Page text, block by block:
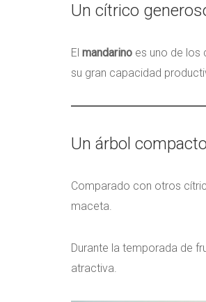
Un cítrico
El mandarino es uno de los
su gran capacidad
Un árbol
Comparado con otros
maceta.
Durante la temporada de
atractiva.